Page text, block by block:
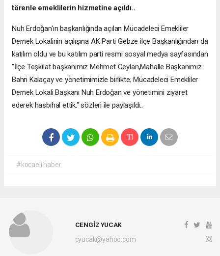
törenle emeklilerin hizmetine açıldı..
Nuh Erdoğan'ın başkanlığında açılan Mücadeleci Emekliler
Dernek Lokalinin açılışına AK Parti Gebze ilçe Başkanlığından da
katılım oldu ve bu katılım parti resmi sosyal medya sayfasından
"İlçe Teşkilat başkanımız Mehmet Ceylan,Mahalle Başkanımız
Bahri Kalaçay ve yönetimimizle birlikte; Mücadeleci Emekliler
Dernek Lokali Başkanı Nuh Erdoğan ve yönetimini ziyaret
ederek hasbıhal ettik." sözleri ile paylaşıldı..
#kocaeli haber
CENGİZ YUCAK
cyucak@yahoo.com